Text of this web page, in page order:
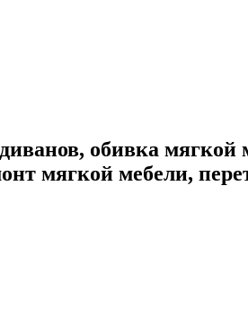
обивка мягкой
мягкой мебели,